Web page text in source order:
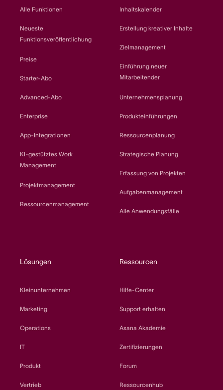
Alle Funktionen
Neueste
Funktionsveröffentlichung
Preise
Starter-Abo
Advanced-Abo
Enterprise
App-Integrationen
KI-gestütztes Work
Management
Projektmanagement
Ressourcenmanagement
Inhaltskalender
Erstellung kreativer Inhalte
Zielmanagement
Einführung neuer
Mitarbeitender
Unternehmensplanung
Produkteinführungen
Ressourcenplanung
Strategische Planung
Erfassung von Projekten
Aufgabenmanagement
Alle Anwendungsfälle
Lösungen
Kleinunternehmen
Marketing
Operations
IT
Produkt
Vertrieb
Ressourcen
Hilfe-Center
Support erhalten
Asana Akademie
Zertifizierungen
Forum
Ressourcenhub